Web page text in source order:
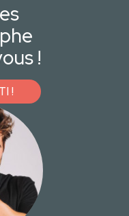
!
!